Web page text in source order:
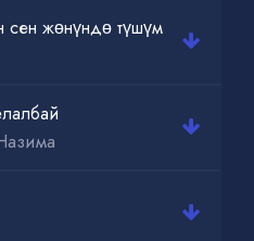
сен жөнүндө түшүм